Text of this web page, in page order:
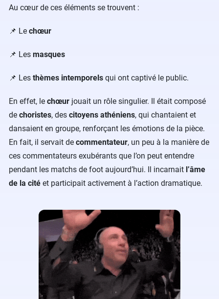
Au cœur de ces éléments se trouvent :
📌 Le chœur
📌 Les masques
📌 Les thèmes intemporels qui ont captivé le public.
En effet, le chœur jouait un rôle singulier. Il était composé
de choristes, des citoyens athéniens, qui chantaient et
dansaient en groupe, renforçant les émotions de la pièce.
En fait, il servait de commentateur, un peu à la manière de
ces commentateurs exubérants que l’on peut entendre
pendant les matchs de foot aujourd’hui. Il incarnait l’âme
de la cité et participait activement à l’action dramatique.